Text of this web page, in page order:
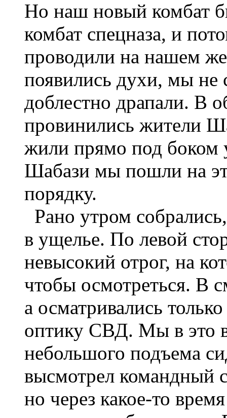
Но наш новый комбат
комбат спецназа, и
проводили на нашем
появились духи, мы не
доблестно драпали. В
провинились жители
жили прямо под боком
Шабази мы пошли на
порядку.
Рано утром
в ущелье. По левой
невысокий отрог, на
чтобы осмотреться. В
а осматривались
оптику СВД. Мы в это
небольшого подъема
высмотрел командный
но через какое-то